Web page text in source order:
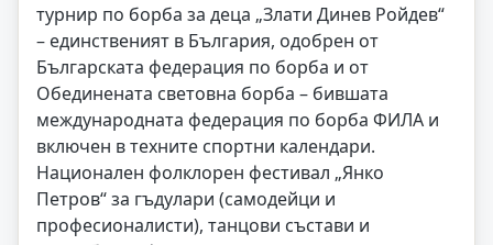
турнир по борба за деца „Злати Динев Ройдев“
– единственият в България, одобрен от
Българската федерация по борба и от
Обединената световна борба – бившата
международната федерация по борба ФИЛА и
включен в техните спортни календари.
Национален фолклорен фестивал „Янко
Петров“ за гъдулари (самодейци и
професионалисти), танцови състави и